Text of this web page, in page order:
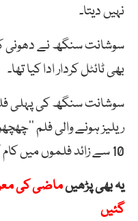
نہیں دیتا۔
سوشانت سنگھ نے دھونی
بھی ٹائٹل کردار ادا کیا تھا۔
سوشانت سنگھ کی پہلی
ریلیز ہونے والی فلم
10 سے زائد فلموں میں کام کیا جن میں سے 6 سپر ہٹ رہیں۔
یہ بھی پڑھیںماضی کی
گئیں